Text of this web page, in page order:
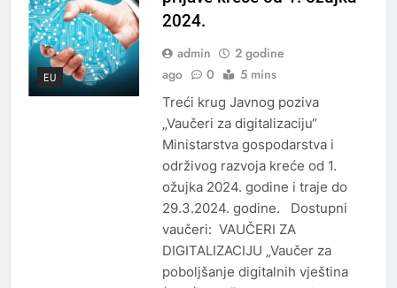
EU
2024.
admin
2 godine
ago
0 5 mins
Treći krug Javnog poziva
„Vaučeri za digitalizaciju“
Ministarstva gospodarstva i
održivog razvoja kreće od 1.
ožujka 2024. godine i traje do
29.3.2024. godine. Dostupni
vaučeri: VAUČERI ZA
DIGITALIZACIJU „Vaučer za
poboljšanje digitalnih vještina